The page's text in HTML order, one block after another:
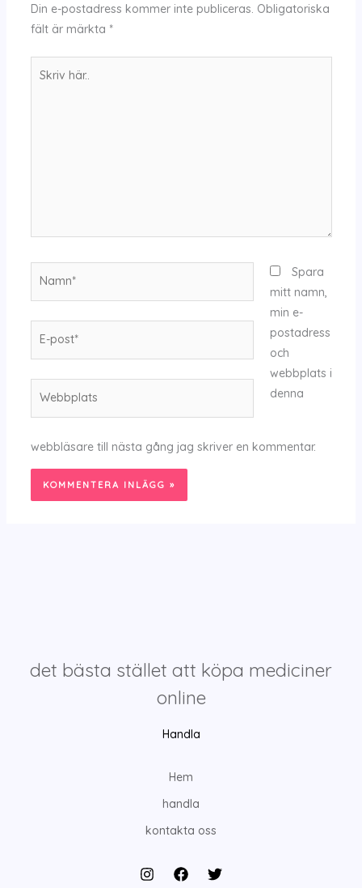
Din e-postadress kommer inte publiceras. Obligatoriska
fält är märkta *
post*
Spara
mitt namn,
min e-
postadress
och
webbplats i
denna
webbläsare till nästa gång jag skriver en kommentar.
det bästa stället att köpa mediciner
online
Handla
Hem
handla
kontakta oss